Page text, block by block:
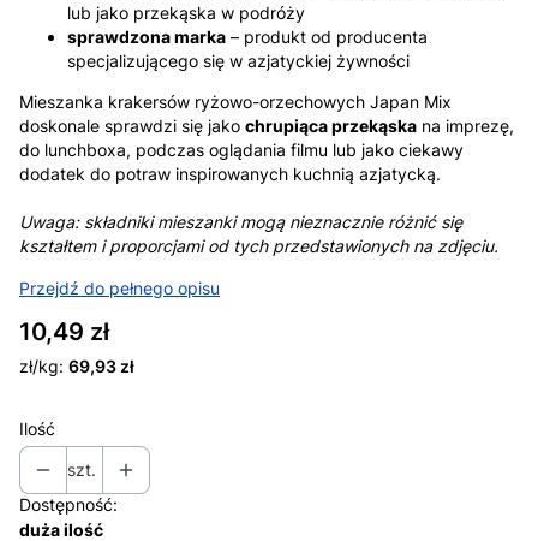
lub jako przekąska w podróży
sprawdzona marka – produkt od producenta
specjalizującego się w azjatyckiej żywności
Mieszanka krakersów ryżowo-orzechowych Japan Mix
doskonale sprawdzi się jako chrupiąca przekąska na imprezę,
do lunchboxa, podczas oglądania filmu lub jako ciekawy
dodatek do potraw inspirowanych kuchnią azjatycką.
Uwaga: składniki mieszanki mogą nieznacznie różnić się
kształtem i proporcjami od tych przedstawionych na zdjęciu.
Przejdź do pełnego opisu
Cena
10,49 zł
zł/kg: 69,93 zł
Ilość
szt.
Dostępność:
duża ilość